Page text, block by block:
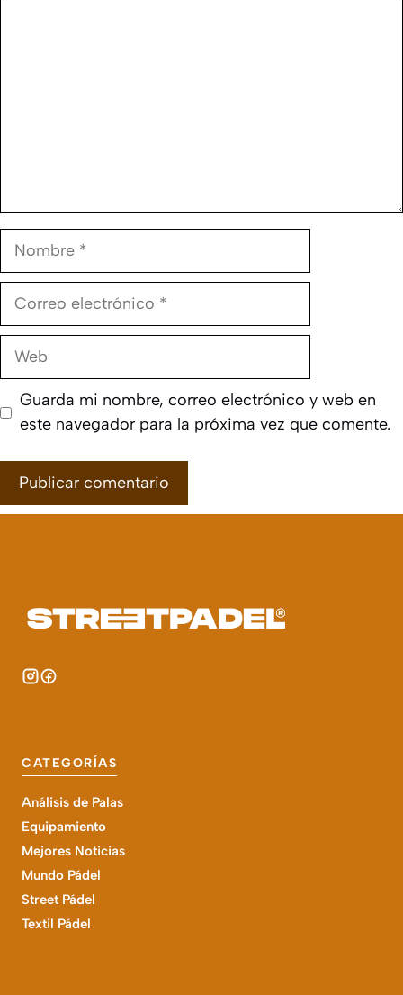
Nombre
Correo
Web
Guarda mi nombre, correo electrónico y web en
este navegador para la próxima vez que comente.
CATEGORÍAS
Análisis de Palas
Equipamiento
Mejores Noticias
Mundo Pádel
Street Pádel
Textil Pádel